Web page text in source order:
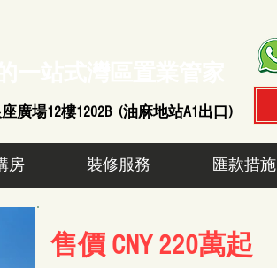
廣場12樓1202B (油麻地站A1出口)
房 裝修服務 匯款措施
售價 CNY 220萬起